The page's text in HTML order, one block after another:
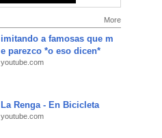
More
imitando a famosas que m
e parezco *o eso dicen*
youtube.com
La Renga - En Bicicleta
youtube.com